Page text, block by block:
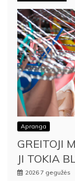
Apranga
GREITOJI
JI TOKIA
2026 7 gegužės